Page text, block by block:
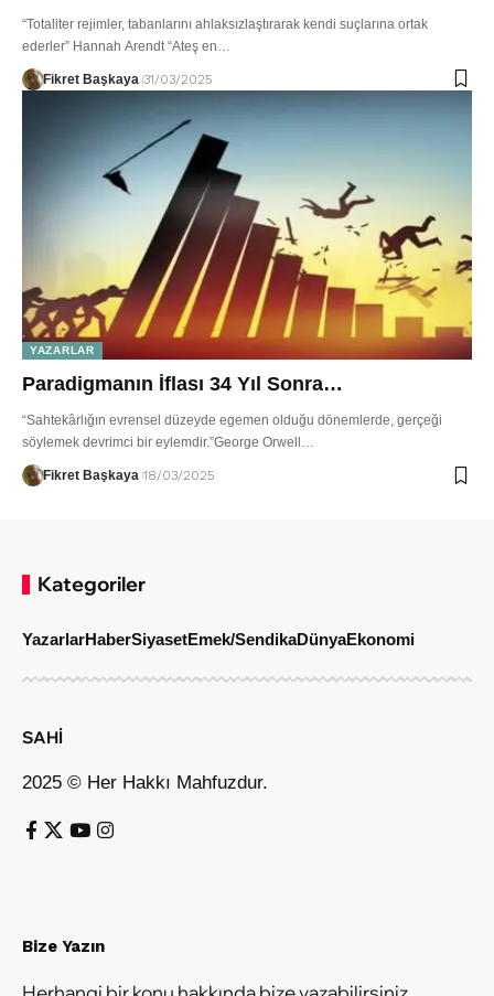
“Totaliter rejimler, tabanlarını ahlaksızlaştırarak kendi suçlarına ortak
ederler” Hannah Arendt “Ateş en…
Fikret Başkaya 31/03/2025
YAZARLAR
Paradigmanın İflası 34 Yıl Sonra…
“Sahtekârlığın evrensel düzeyde egemen olduğu dönemlerde, gerçeği
söylemek devrimci bir eylemdir.”George Orwell…
Fikret Başkaya 18/03/2025
Kategoriler
YazarlarHaberSiyasetEmek/SendikaDünyaEkonomi
SAHİ
2025 © Her Hakkı Mahfuzdur.
Bize Yazın